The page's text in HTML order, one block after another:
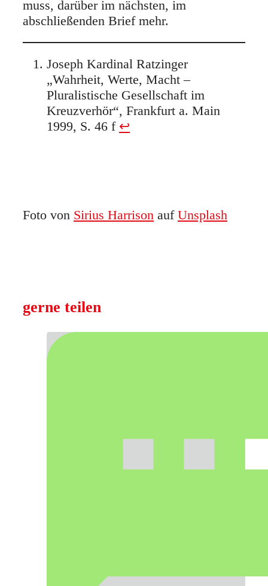
muss, darüber im nächsten, im
abschließenden Brief mehr.
Joseph Kardinal Ratzinger
„Wahrheit, Werte, Macht –
Pluralistische Gesellschaft im
Kreuzverhör“, Frankfurt a. Main
1999, S. 46 f ↩︎
Foto von Sirius Harrison auf Unsplash
gerne teilen